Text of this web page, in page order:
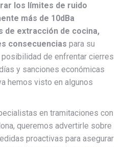
los límites de ruido
más de 10dBa
de extracción de cocina,
consecuencias para su
de enfrentar cierres
y sanciones económicas
hemos visto en algunos
en tramitaciones con
queremos advertirle sobre
proactivas para asegurar